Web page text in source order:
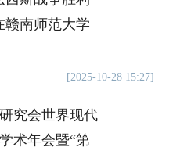
赣南师范大学
[2025-10-28 15:27]
究会世界现代
术年会暨“第